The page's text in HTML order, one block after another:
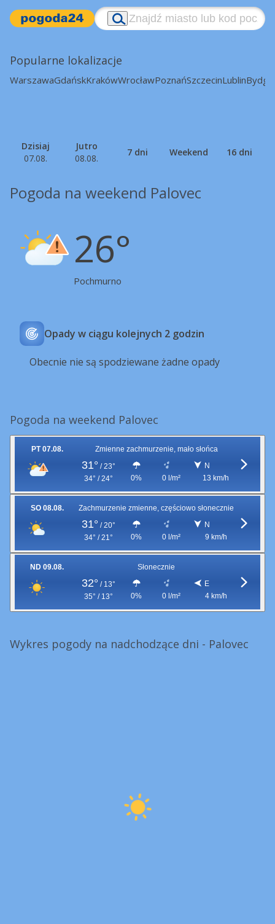
Popularne lokalizacje
WarszawaGdańskKrakówWrocławPoznańSzczecinLublin
Dzisiaj
07.08.
Jutro
08.08.
7 dni Weekend 16 dni
Pogoda na weekend Palovec
26°
Pochmurno
Opady w ciągu kolejnych 2 godzin
Obecnie nie są spodziewane żadne opady
Pogoda na weekend Palovec
PT 07.08. Zmienne zachmurzenie, mało słońca
31° / 23°
34° / 24°
0% 0 l/m²
N
13 km/h
SO 08.08. Zachmurzenie zmienne, częściowo słonecznie
31° / 20°
34° / 21°
0% 0 l/m²
N
9 km/h
ND 09.08. Słonecznie
32° / 13°
35° / 13°
0% 0 l/m²
E
4 km/h
Wykres pogody na nadchodzące dni - Palovec